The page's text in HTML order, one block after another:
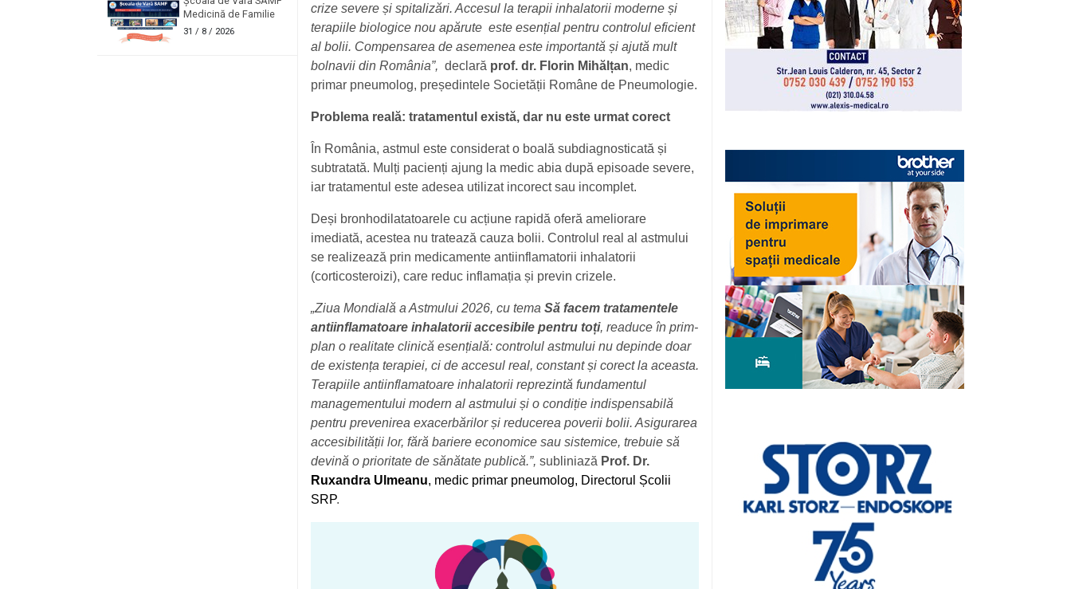
Medicină de Familie
31 / 8 / 2026
crize severe și spitalizări. Accesul la terapii inhalatorii moderne și
terapiile biologice nou apărute este esențial pentru controlul eficient
al bolii. Compensarea de asemenea este importantă și ajută mult
bolnavii din România”, declară prof. dr. Florin Mihălțan, medic
primar pneumolog, președintele Societății Române de Pneumologie.
Problema reală: tratamentul există, dar nu este urmat corect
În România, astmul este considerat o boală subdiagnosticată și
subtratată. Mulți pacienți ajung la medic abia după episoade severe,
iar tratamentul este adesea utilizat incorect sau incomplet.
Deși bronhodilatatoarele cu acțiune rapidă oferă ameliorare
imediată, acestea nu tratează cauza bolii. Controlul real al astmului
se realizează prin medicamente antiinflamatorii inhalatorii
(corticosteroizi), care reduc inflamația și previn crizele.
„Ziua Mondială a Astmului 2026, cu tema Să facem tratamentele
antiinflamatoare inhalatorii accesibile pentru toți, readuce în prim-
plan o realitate clinică esențială: controlul astmului nu depinde doar
de existența terapiei, ci de accesul real, constant și corect la aceasta.
Terapiile antiinflamatoare inhalatorii reprezintă fundamentul
managementului modern al astmului și o condiție indispensabilă
pentru prevenirea exacerbărilor și reducerea poverii bolii. Asigurarea
accesibilității lor, fără bariere economice sau sistemice, trebuie să
devină o prioritate de sănătate publică.”, subliniază Prof. Dr.
Ruxandra Ulmeanu, medic primar pneumolog, Directorul Școlii
SRP.